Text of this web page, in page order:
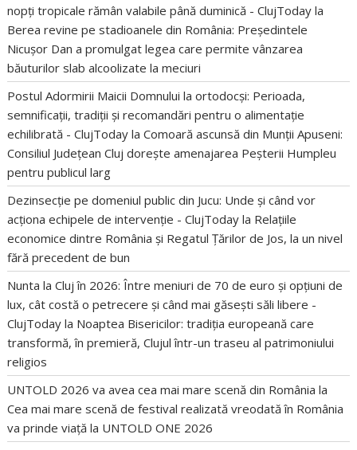
nopți tropicale rămân valabile până duminică - ClujToday la
Berea revine pe stadioanele din România: Președintele
Nicușor Dan a promulgat legea care permite vânzarea
băuturilor slab alcoolizate la meciuri
Postul Adormirii Maicii Domnului la ortodocși: Perioada,
semnificații, tradiții și recomandări pentru o alimentație
echilibrată - ClujToday laComoară ascunsă din Munții Apuseni:
Consiliul Județean Cluj dorește amenajarea Peșterii Humpleu
pentru publicul larg
Dezinsecție pe domeniul public din Jucu: Unde și când vor
acționa echipele de intervenție - ClujToday la Relațiile
economice dintre România și Regatul Țărilor de Jos, la un nivel
fără precedent de bun
Nunta la Cluj în 2026: Între meniuri de 70 de euro și opțiuni de
lux, cât costă o petrecere și când mai găsești săli libere -
ClujToday la Noaptea Bisericilor: tradiția europeană care
transformă, în premieră, Clujul într-un traseu al patrimoniului
religios
UNTOLD 2026 va avea cea mai mare scenă din România la
Cea mai mare scenă de festival realizată vreodată în România
va prinde viață la UNTOLD ONE 2026